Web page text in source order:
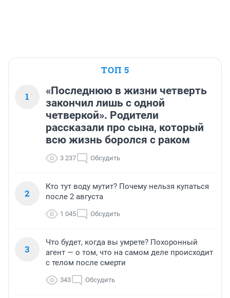
ТОП 5
1
«Последнюю в жизни четверть
закончил лишь с одной
четверкой». Родители
рассказали про сына, который
всю жизнь боролся с раком
3 237 Обсудить
2
Кто тут воду мутит? Почему нельзя купаться
после 2 августа
1 045 Обсудить
3
Что будет, когда вы умрете? Похоронный
агент — о том, что на самом деле происходит
с телом после смерти
343 Обсудить